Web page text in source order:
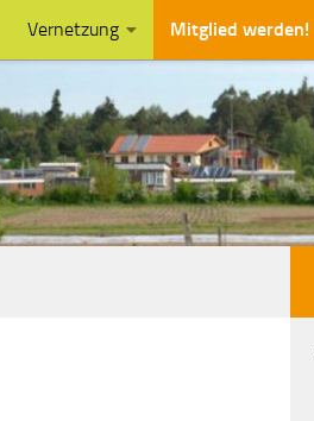
Vernetzung Mitglied werden!